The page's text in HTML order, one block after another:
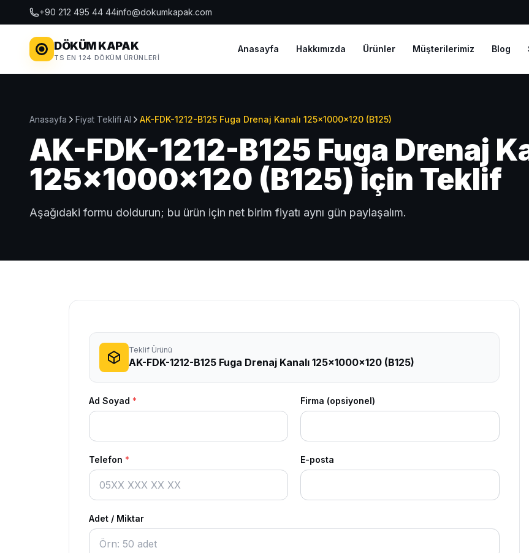
+90 212 495 44 44info@dokumkapak.com
DÖKÜM KAPAK
TS EN 124 DÖKÜM ÜRÜNLERI
Anasayfa Hakkımızda Ürünler Müşterilerimiz Blog
Anasayfa Fiyat Teklifi Al AK-FDK-1212-B125 Fuga Drenaj Kanalı 125x1000x120 (B125)
AK-FDK-1212-B125 Fuga Drenaj
125x1000x120 (B125) için Teklif
Aşağıdaki formu doldurun; bu ürün için net birim fiyatı aynı gün paylaşalım.
Teklif Ürünü
AK-FDK-1212-B125 Fuga Drenaj Kanalı 125x1000x120 (B125)
Ad Soyad * Firma (opsiyonel)
Telefon * E-posta
Adet / Miktar